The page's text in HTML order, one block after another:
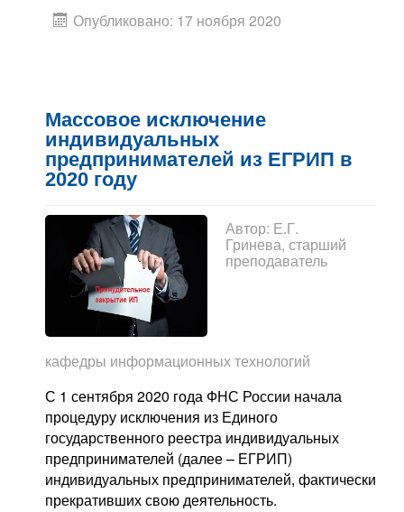
Опубликовано: 17 ноября 2020
Массовое исключение
индивидуальных
предпринимателей из ЕГРИП в
2020 году
Автор: Е.Г.
Гринева, старший
преподаватель
кафедры информационных технологий
С 1 сентября 2020 года ФНС России начала
процедуру исключения из Единого
государственного реестра индивидуальных
предпринимателей (далее – ЕГРИП)
индивидуальных предпринимателей, фактически
прекративших свою деятельность.